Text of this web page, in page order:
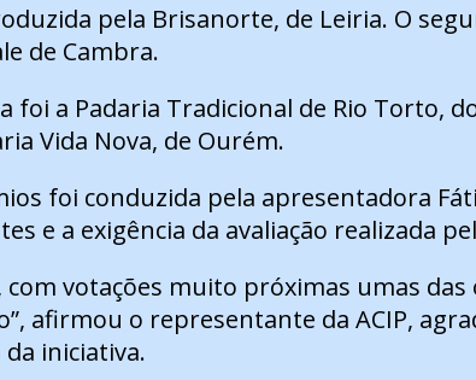
pela Brisanorte, de Leiria. O
de Cambra.
foi a Padaria Tradicional de Rio Torto,
Vida Nova, de Ourém.
foi conduzida pela apresentadora
e a exigência da avaliação realizada
votações muito próximas umas
afirmou o representante da ACIP,
iniciativa.